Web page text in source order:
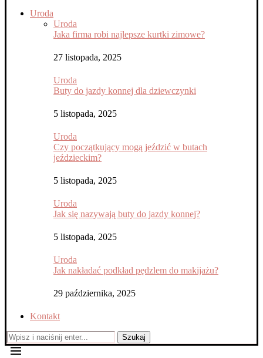
Uroda
Uroda
Jaka firma robi najlepsze kurtki zimowe?
27 listopada, 2025
Uroda
Buty do jazdy konnej dla dziewczynki
5 listopada, 2025
Uroda
Czy początkujący mogą jeździć w butach
jeździeckim?
5 listopada, 2025
Uroda
Jak się nazywają buty do jazdy konnej?
5 listopada, 2025
Uroda
Jak nakładać podkład pędzlem do makijażu?
29 października, 2025
Kontakt
Szukaj